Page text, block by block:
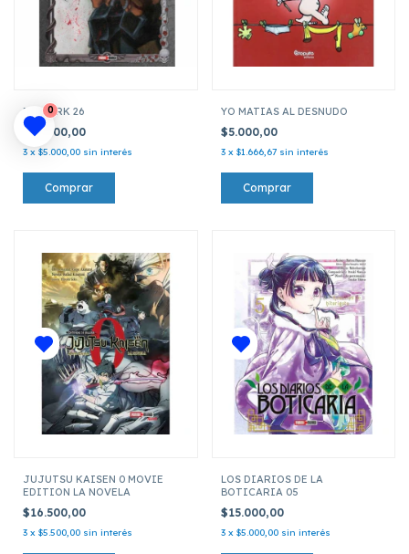
BERSERK 26
$15.000,00
3 x $5.000,00 sin interés
YO MATIAS AL DESNUDO
$5.000,00
3 x $1.666,67 sin interés
JUJUTSU KAISEN 0 MOVIE
EDITION LA NOVELA
$16.500,00
3 x $5.500,00 sin interés
LOS DIARIOS DE LA
BOTICARIA 05
$15.000,00
3 x $5.000,00 sin interés
0